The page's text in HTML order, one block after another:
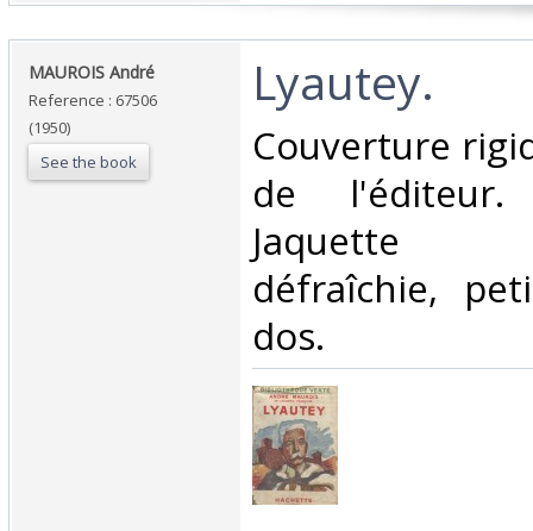
‎MAUROIS André ‎
Reference : 67506
(1950)
See the book
‎Lyautey.‎
‎Couverture
de
Jaquette
défraîchie,
dos.‎